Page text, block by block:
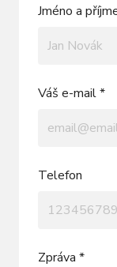
Jméno a
Váš e-mail *
Telefon
Zpráva *